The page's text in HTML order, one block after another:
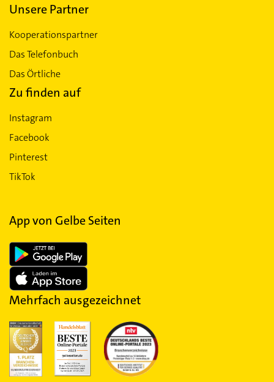
Unsere Partner
Kooperationspartner
Das Telefonbuch
Das Örtliche
Zu finden auf
Instagram
Facebook
Pinterest
TikTok
App von Gelbe Seiten
Mehrfach ausgezeichnet